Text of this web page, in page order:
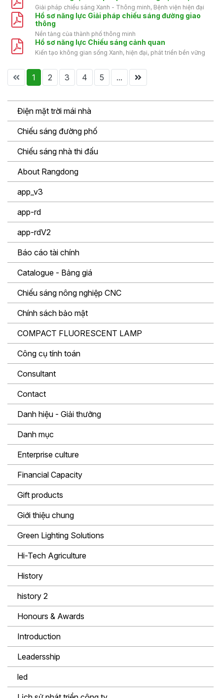
Giải pháp chiếu sáng Xanh - Thông minh, Bệnh viện hiện đại
Hồ sơ năng lực Giải pháp chiếu sáng đường giao
thông
Nền tảng của thành phố thông minh
Hồ sơ năng lực Chiếu sáng cảnh quan
Kiến tạo không gian sống Xanh, hiện đại, phát triển bền vững
1 2 3 4 5 ...
Điện mặt trời mái nhà
Chiếu sáng đường phố
Chiếu sáng nhà thi đấu
About Rangdong
app_v3
app-rd
app-rdV2
Báo cáo tài chính
Catalogue - Bảng giá
Chiếu sáng nông nghiệp CNC
Chính sách bảo mật
COMPACT FLUORESCENT LAMP
Công cụ tính toán
Consultant
Contact
Danh hiệu - Giải thưởng
Danh mục
Enterprise culture
Financial Capacity
Gift products
Giới thiệu chung
Green Lighting Solutions
Hi-Tech Agriculture
History
history 2
Honours & Awards
Introduction
Leadersship
led